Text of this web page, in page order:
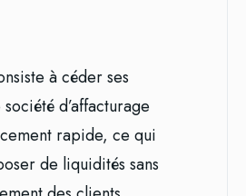
à céder ses
d’affacturage
rapide, ce qui
de liquidités sans